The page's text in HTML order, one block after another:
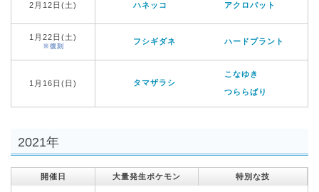
2月12日(土) ハネッコ アクロバット
1月22日(土)
※復刻
フシギダネ ハードプラント
1月16日(日) タマザラシ
こなゆき
つららばり
2021年
開催日 大量発生ポケモン 特別な技